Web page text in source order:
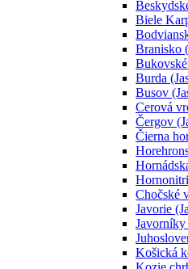
Biele
Branisko
Burda
Busov
Cerová
Čergov
Čierna
Chočské
Javorie
Javorníky
Košická